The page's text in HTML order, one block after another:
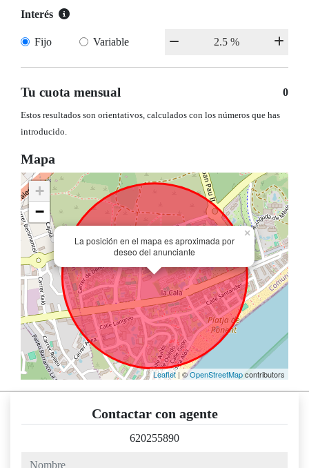
Interés
Fijo Variable
Tu cuota mensual 0
Estos resultados son orientativos, calculados con los números que has
introducido.
Mapa
La posición en el mapa es aproximada por
deseo del anunciante
×
+
−
Leaflet| ©OpenStreetMapcontributors
Contactar con agente
620255890
nombre